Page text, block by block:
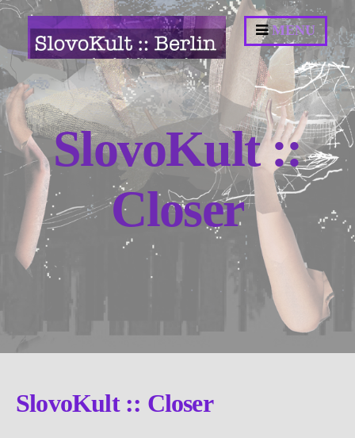
Springe
Inhalt
MENU
SlovoKult ::
Closer
SlovoKult :: Closer